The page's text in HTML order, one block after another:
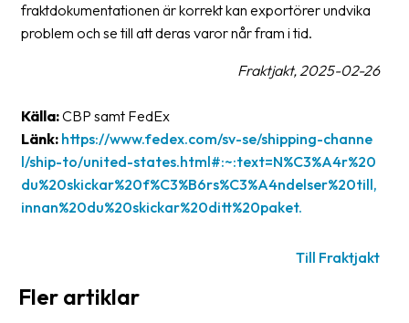
fraktdokumentationen är korrekt kan exportörer undvika
problem och se till att deras varor når fram i tid.
Fraktjakt, 2025-02-26
Källa:CBP samt FedEx
Länk: https://www.fedex.com/sv-se/shipping-channe
l/ship-to/united-states.html#:~:text=N%C3%A4r%20
du%20skickar%20f%C3%B6rs%C3%A4ndelser%20till,
innan%20du%20skickar%20ditt%20paket.
Till Fraktjakt
Fler artiklar